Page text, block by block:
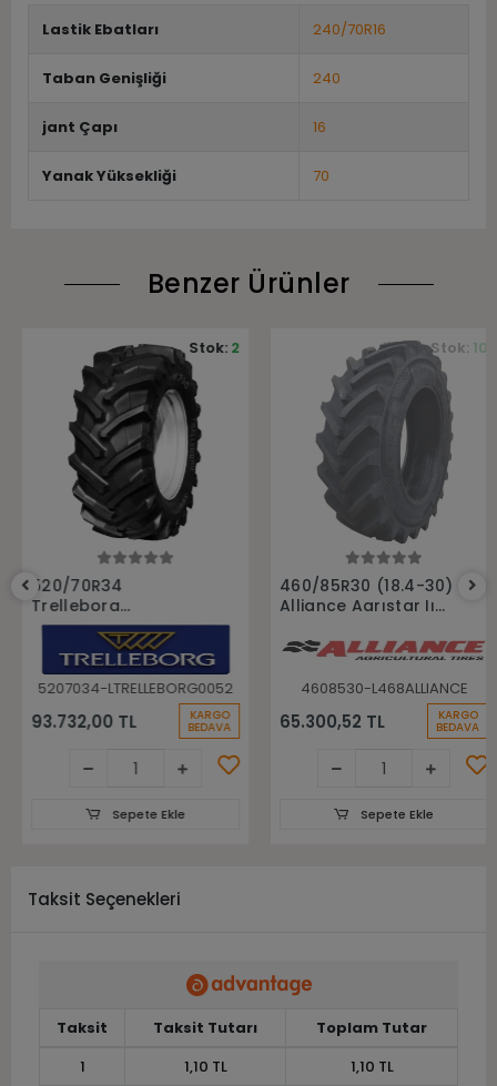
Lastik Ebatları 240/70R16
Taban Genişliği 240
jant Çapı 16
Yanak Yüksekliği 70
Benzer Ürünler
520/70R34
Trelleborg
148A8(148B) Tm700
Tl Radyal Traktör
Lastiği
5207034-LTRELLEBORG0052
93.732,00 TL KARGO
BEDAVA
Stok:2
Sepete Ekle
Sepete Ekle
460/85R30 (18.4-30)
Alliance Agrıstar Iı
Traktör lastiği
4608530-L468ALLIANCE
65.300,52 TL KARGO
BEDAVA
Stok:10
Sepete Ekle
Taksit Seçenekleri
Taksit Taksit Tutarı
Toplam Tutar
1
1,10 TL 1,10 TL